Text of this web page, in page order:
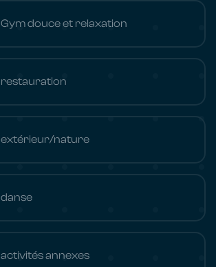
douce et relaxation
extérieur/nature
annexes